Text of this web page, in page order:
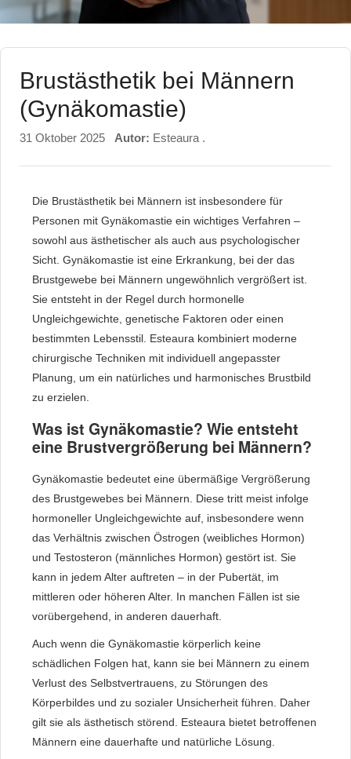
Brustästhetik bei Männern
(Gynäkomastie)
31 Oktober 2025 Autor: Esteaura .
Die Brustästhetik bei Männern ist insbesondere für
Personen mit Gynäkomastie ein wichtiges Verfahren –
sowohl aus ästhetischer als auch aus psychologischer
Sicht. Gynäkomastie ist eine Erkrankung, bei der das
Brustgewebe bei Männern ungewöhnlich vergrößert ist.
Sie entsteht in der Regel durch hormonelle
Ungleichgewichte, genetische Faktoren oder einen
bestimmten Lebensstil. Esteaura kombiniert moderne
chirurgische Techniken mit individuell angepasster
Planung, um ein natürliches und harmonisches Brustbild
zu erzielen.
Was ist Gynäkomastie? Wie entsteht
eine Brustvergrößerung bei Männern?
Gynäkomastie bedeutet eine übermäßige Vergrößerung
des Brustgewebes bei Männern. Diese tritt meist infolge
hormoneller Ungleichgewichte auf, insbesondere wenn
das Verhältnis zwischen Östrogen (weibliches Hormon)
und Testosteron (männliches Hormon) gestört ist. Sie
kann in jedem Alter auftreten – in der Pubertät, im
mittleren oder höheren Alter. In manchen Fällen ist sie
vorübergehend, in anderen dauerhaft.
Auch wenn die Gynäkomastie körperlich keine
schädlichen Folgen hat, kann sie bei Männern zu einem
Verlust des Selbstvertrauens, zu Störungen des
Körperbildes und zu sozialer Unsicherheit führen. Daher
gilt sie als ästhetisch störend. Esteaura bietet betroffenen
Männern eine dauerhafte und natürliche Lösung.